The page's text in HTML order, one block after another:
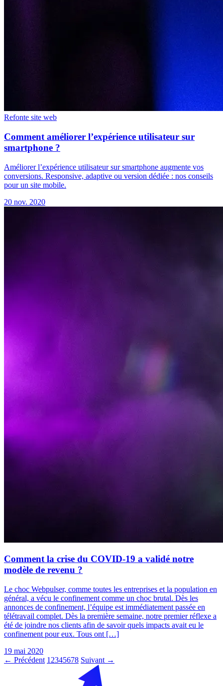
Refonte site web
Comment améliorer l’expérience utilisateur sur
smartphone ?
Améliorer l’expérience utilisateur sur smartphone augmente vos
conversions. Responsive, adaptive ou version dédiée : nos conseils
pour un site mobile.
20 nov. 2020
Comment la crise du COVID-19 a validé notre
modèle de revenu ?
Le choc Webpulser, comme toutes les entreprises et la population en
général, a vécu le confinement comme un choc brutal. Dès les
annonces de confinement, l’équipe est immédiatement passée en
télétravail complet. Dès la première semaine, notre premier réflexe a
été de joindre nos clients afin de savoir quels impacts avait eu le
confinement pour eux. Tous ont […]
19 mai 2020
← Précédent 1 2345678 Suivant →